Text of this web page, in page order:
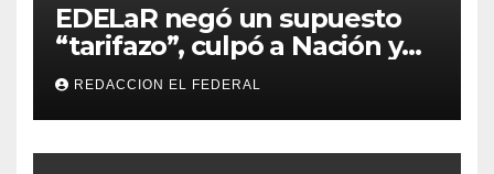
EDELaR negó un supuesto
“tarifazo”, culpó a Nación y
defendió los mecanismos de
medición: “la empresa
factura lo que lee, no lo que
estima”
REDACCION EL FEDERAL